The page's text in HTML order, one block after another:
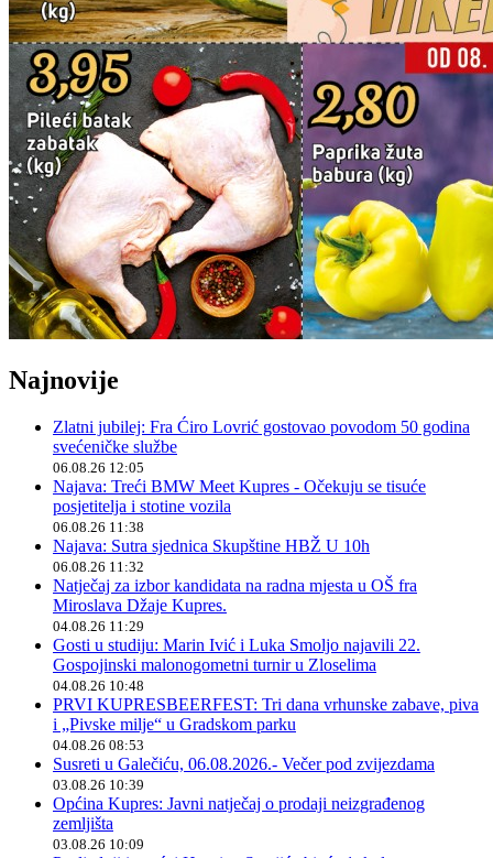
Najnovije
Zlatni jubilej: Fra Ćiro Lovrić gostovao povodom 50 godina
svećeničke službe
06.08.26 12:05
Najava: Treći BMW Meet Kupres - Očekuju se tisuće
posjetitelja i stotine vozila
06.08.26 11:38
Najava: Sutra sjednica Skupštine HBŽ U 10h
06.08.26 11:32
Natječaj za izbor kandidata na radna mjesta u OŠ fra
Miroslava Džaje Kupres.
04.08.26 11:29
Gosti u studiju: Marin Ivić i Luka Smoljo najavili 22.
Gospojinski malonogometni turnir u Zloselima
04.08.26 10:48
PRVI KUPRESBEERFEST: Tri dana vrhunske zabave, piva
i „Pivske milje“ u Gradskom parku
04.08.26 08:53
Susreti u Galečiću, 06.08.2026.- Večer pod zvijezdama
03.08.26 10:39
Općina Kupres: Javni natječaj o prodaji neizgrađenog
zemljišta
03.08.26 10:09